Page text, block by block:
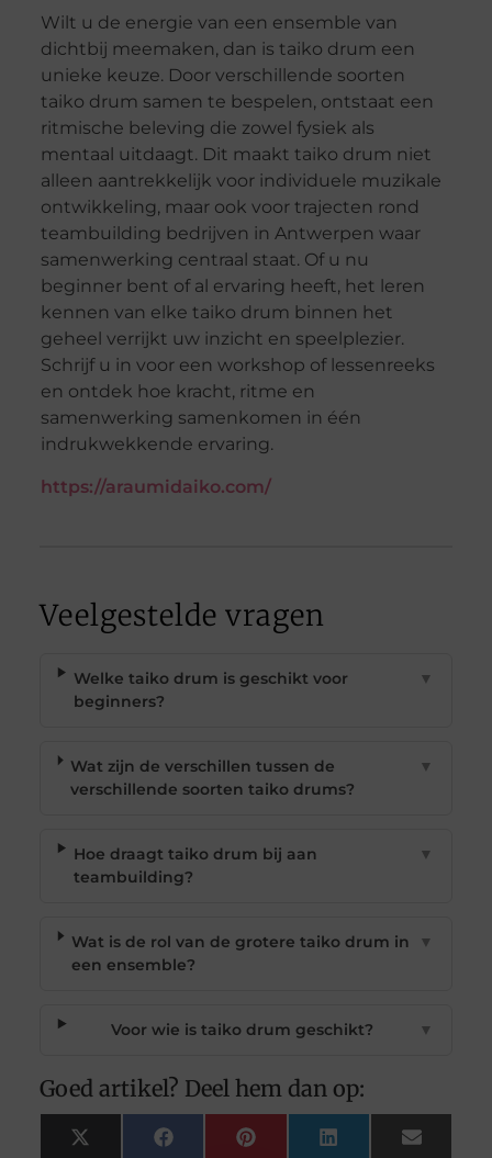
Wilt u de energie van een ensemble van
dichtbij meemaken, dan is taiko drum een
unieke keuze. Door verschillende soorten
taiko drum samen te bespelen, ontstaat een
ritmische beleving die zowel fysiek als
mentaal uitdaagt. Dit maakt taiko drum niet
alleen aantrekkelijk voor individuele muzikale
ontwikkeling, maar ook voor trajecten rond
teambuilding bedrijven in Antwerpen waar
samenwerking centraal staat. Of u nu
beginner bent of al ervaring heeft, het leren
kennen van elke taiko drum binnen het
geheel verrijkt uw inzicht en speelplezier.
Schrijf u in voor een workshop of lessenreeks
en ontdek hoe kracht, ritme en
samenwerking samenkomen in één
indrukwekkende ervaring.
https://araumidaiko.com/
Veelgestelde vragen
Welke taiko drum is geschikt voor
beginners?
▼
Wat zijn de verschillen tussen de
verschillende soorten taiko drums?
▼
Hoe draagt taiko drum bij aan
teambuilding?
▼
Wat is de rol van de grotere taiko drum in
een ensemble?
▼
Voor wie is taiko drum geschikt? ▼
Goed artikel? Deel hem dan op:
X FacebookPinterest LinkedIn Email